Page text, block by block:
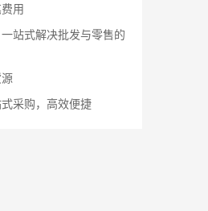
用
站式解决批发与零售的
采购，高效便捷